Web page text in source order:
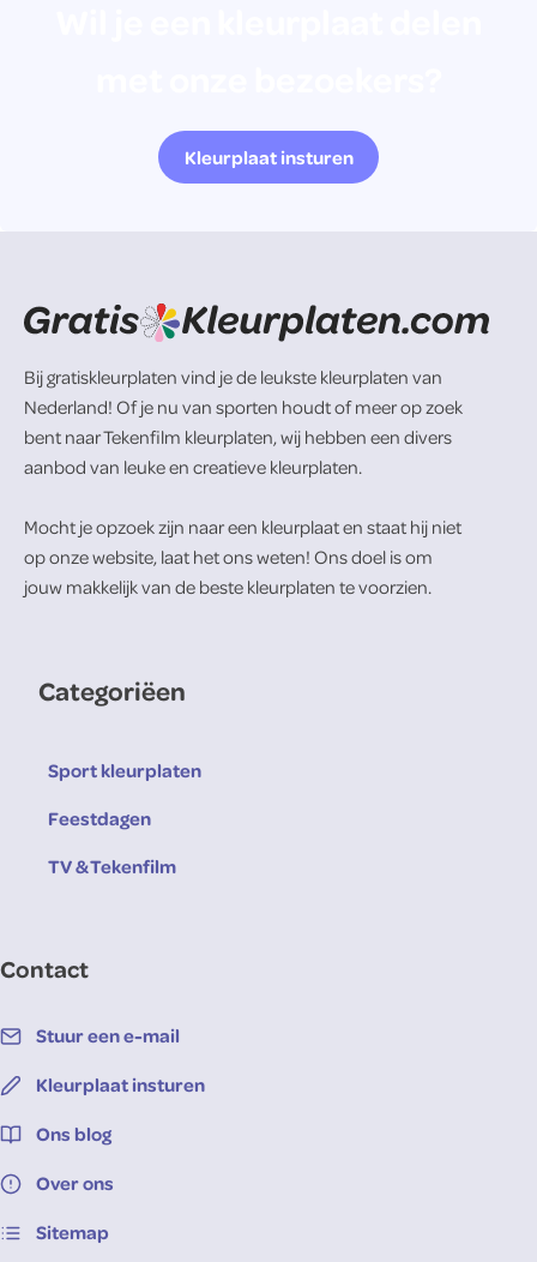
Kleurplaat insturen
Bij gratiskleurplaten vind je de leukste kleurplaten van
Nederland! Of je nu van sporten houdt of meer op zoek
bent naar Tekenfilm kleurplaten, wij hebben een divers
aanbod van leuke en creatieve kleurplaten.
Mocht je opzoek zijn naar een kleurplaat en staat hij niet
op onze website, laat het ons weten! Ons doel is om
jouw makkelijk van de beste kleurplaten te voorzien.
Categoriëen
Sport kleurplaten
Feestdagen
TV & Tekenfilm
Contact
Stuur een e-mail
Kleurplaat insturen
Ons blog
Over ons
Sitemap